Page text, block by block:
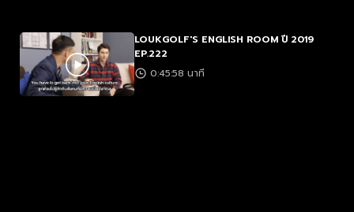
LOUKGOLF'S ENGLISH ROOM ปี 2019
EP.222
0:45:58 นาที